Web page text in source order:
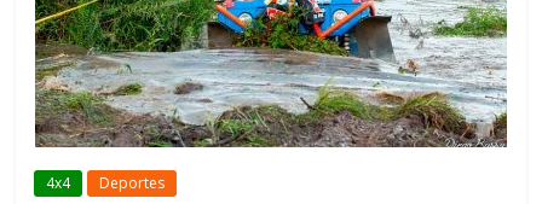
4x4 Deportes